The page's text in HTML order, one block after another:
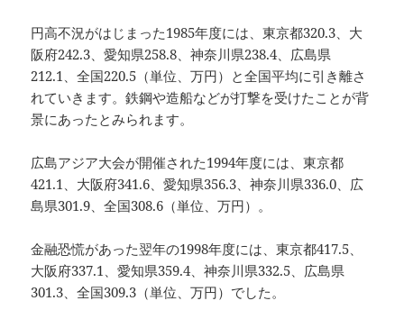
円高不況がはじまった1985年度には、東京都320.3、大
阪府242.3、愛知県258.8、神奈川県238.4、広島県
212.1、全国220.5（単位、万円）と全国平均に引き離さ
れていきます。鉄鋼や造船などが打撃を受けたことが背
景にあったとみられます。
広島アジア大会が開催された1994年度には、東京都
421.1、大阪府341.6、愛知県356.3、神奈川県336.0、広
島県301.9、全国308.6（単位、万円）。
金融恐慌があった翌年の1998年度には、東京都417.5、
大阪府337.1、愛知県359.4、神奈川県332.5、広島県
301.3、全国309.3（単位、万円）でした。